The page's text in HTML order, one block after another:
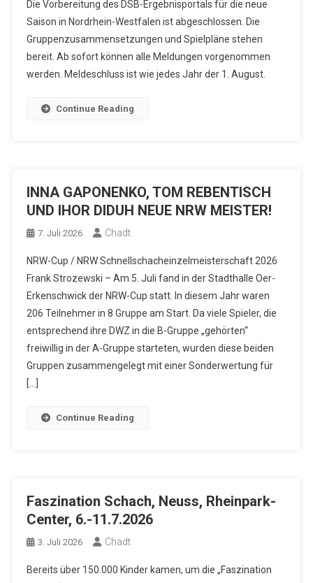
Die Vorbereitung des DSB-Ergebnisportals für die neue
Saison in Nordrhein-Westfalen ist abgeschlossen. Die
Gruppenzusammensetzungen und Spielpläne stehen
bereit. Ab sofort können alle Meldungen vorgenommen
werden. Meldeschluss ist wie jedes Jahr der 1. August.
Continue Reading
INNA GAPONENKO, TOM REBENTISCH
UND IHOR DIDUH NEUE NRW MEISTER!
7. Juli 2026 Chadt
NRW-Cup / NRW Schnellschacheinzelmeisterschaft 2026
Frank Strozewski – Am 5. Juli fand in der Stadthalle Oer-
Erkenschwick der NRW-Cup statt. In diesem Jahr waren
206 Teilnehmer in 8 Gruppe am Start. Da viele Spieler, die
entsprechend ihre DWZ in die B-Gruppe „gehörten“
freiwillig in der A-Gruppe starteten, wurden diese beiden
Gruppen zusammengelegt mit einer Sonderwertung für
[…]
Continue Reading
Faszination Schach, Neuss, Rheinpark-
Center, 6.-11.7.2026
3. Juli 2026 Chadt
Bereits über 150.000 Kinder kamen, um die „Faszination